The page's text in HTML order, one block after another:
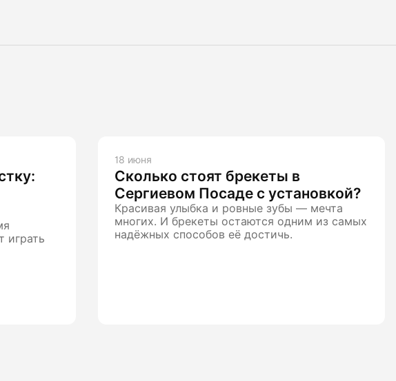
играть
18 июня
Сколько стоят брекеты в
Сергиевом Посаде с установкой?
Красивая улыбка и ровные зубы — мечта
многих. И брекеты остаются одним из самых
надёжных способов её достичь.